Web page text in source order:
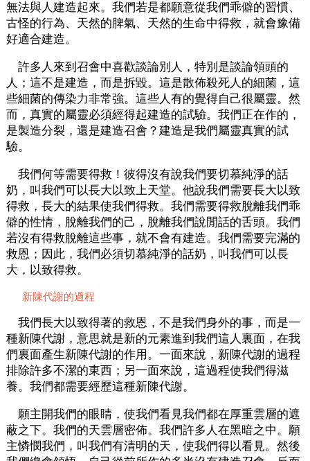
無法與人建造起來。我們若是都願意從我們乖僻的習慣、
古怪的行為、天然的脾氣、天然的生命中得救，就會豫備
好適合建造。
許多人來到召會中喜歡談論別人，特別是談論領頭的
人；這不是建造，而是拆毀。這是散佈殺死人的細菌，這
些細菌的傳染力非常強。這些人有的覺得自己很屬靈。然
而，真實的屬靈必須經得起建造的試驗。我們正在作的，
是製造分裂，還是建造召會？建造是我們屬靈真實的試
驗。
我們何等需要得救！彼得沒有說我們要切慕純淨的話
奶，叫我們可以長大以致上天堂。他說我們需要長大以致
得救，長大的結果使我們得救。我們需要得救脫離我們乖
僻的性情，脫離我們的己，脫離我們說閒話的舌頭。我們
若沒有得救脫離這些事，就不會有建造。我們需要完滿的
救恩；因此，我們必須切慕純淨的話奶，叫我們可以長
大，以致得救。
新陳代謝的過程
我們長大以致得著的救恩，不是我們身外的事，而是一
種新陳代謝，意思就是新的元素進到我們這人裏面，在我
們裏面產生新陳代謝的作用。一面來說，新陳代謝的過程
排除許多不潔的東西；另一面來說，這過程使我們得滋
養。我們都需要經歷這種新陳代謝。
願主開我們的眼睛，使我們看見我們都在厚重雲層的遮
蔽之下。我們的天雲層密佈。我們許多人在黑暗之中。願
主憐憫我們，叫我們有清明的天，使我們得以看見。然後